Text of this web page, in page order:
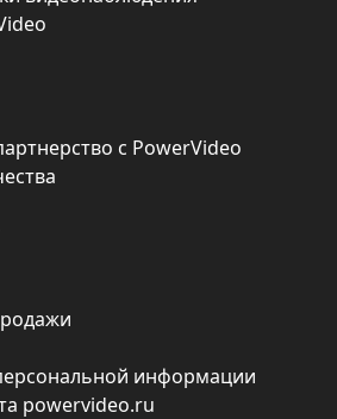
с PowerVideo
информации
powervideo.ru